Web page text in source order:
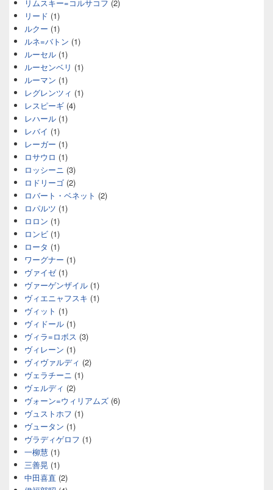
リムスキー=コルサコフ (2)
リード (1)
ルクー (1)
ルネ=バトン (1)
ルーセル (1)
ルーセンベリ (1)
ルーマン (1)
レグレンツィ (1)
レスピーギ (4)
レハール (1)
レバイ (1)
レーガー (1)
ロサウロ (1)
ロッシーニ (3)
ロドリーゴ (2)
ロバート・ベネット (2)
ロパルツ (1)
ロロン (1)
ロンビ (1)
ロータ (1)
ワーグナー (1)
ヴァイゼ(1)
ヴァーゲンザイル (1)
ヴィエニャフスキ (1)
ヴィット (1)
ヴィドール (1)
ヴィラ=ロボス (3)
ヴィレーン (1)
ヴィヴァルディ (2)
ヴェラチーニ (1)
ヴェルディ (2)
ヴォーン=ウィリアムズ (6)
ヴュストホフ (1)
ヴュータン (1)
ヴラディゲロフ (1)
一柳慧 (1)
三善晃 (1)
中田喜直 (2)